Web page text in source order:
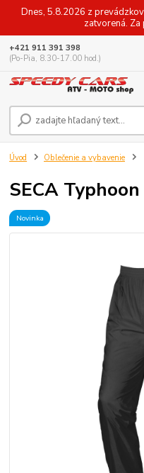
Dnes, 5.8.2026 z
zatvorená. Za
+421 911 391 398
(Po-Pia, 8.30-17.00 hod.)
Úvod Oblečenie a vybavenie
SECA
Novinka